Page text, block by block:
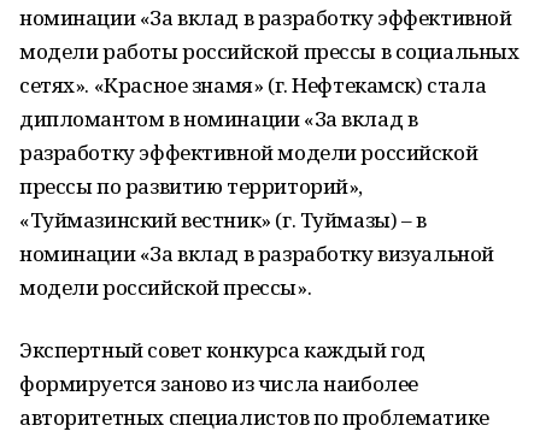
номинации «За вклад в разработку эффективной
модели работы российской прессы в социальных
сетях». «Красное знамя» (г. Нефтекамск) стала
дипломантом в номинации «За вклад в
разработку эффективной модели российской
прессы по развитию территорий»,
«Туймазинский вестник» (г. Туймазы) – в
номинации «За вклад в разработку визуальной
модели российской прессы».
Экспертный совет конкурса каждый год
формируется заново из числа наиболее
авторитетных специалистов по проблематике